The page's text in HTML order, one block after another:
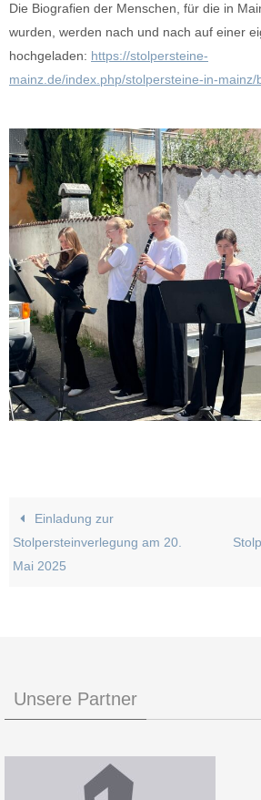
Die Biografien der Menschen, für die in
wurden, werden nach und nach auf einer
hochgeladen: https://stolpersteine-
mainz.de/index.php/stolpersteine-in-mainz/
Einladung zur
Stolpersteinverlegung am 20.
Mai 2025
Unsere Partner